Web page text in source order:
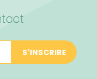
S'INSCRIRE